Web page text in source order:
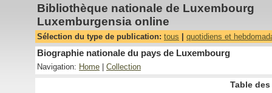
Bibliothèque nationale de Luxembourg
Luxemburgensia online
Sélection du type de publication: tous quotidiens et
Biographie nationale du pays de Luxembourg
Navigation: Home Collection
Table